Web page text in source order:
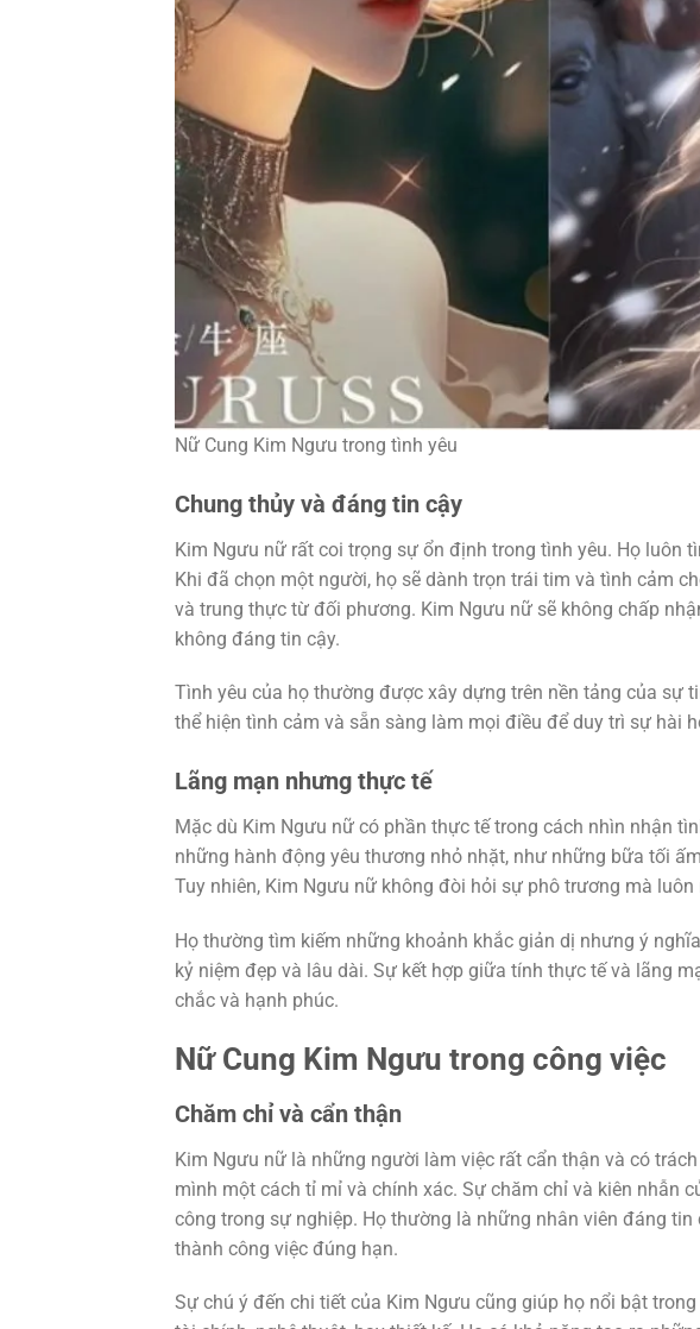
Nữ Cung Kim Ngưu trong tình yêu
Chung thủy và đáng tin cậy
Kim Ngưu nữ rất coi trọng sự ổn định trong tình yêu. Họ luôn
Khi đã chọn một người, họ sẽ dành trọn trái tim và tình cảm
và trung thực từ đối phương. Kim Ngưu nữ sẽ không chấp
không đáng tin cậy.
Tình yêu của họ thường được xây dựng trên nền tảng của sự
thể hiện tình cảm và sẵn sàng làm mọi điều để duy trì sự hài
Lãng mạn nhưng thực tế
Mặc dù Kim Ngưu nữ có phần thực tế trong cách nhìn nhận
những hành động yêu thương nhỏ nhặt, như những bữa tối
Tuy nhiên, Kim Ngưu nữ không đòi hỏi sự phô trương mà
Họ thường tìm kiếm những khoảnh khắc giản dị nhưng ý
kỷ niệm đẹp và lâu dài. Sự kết hợp giữa tính thực tế và lãng
chắc và hạnh phúc.
Nữ Cung Kim Ngưu trong công việc
Chăm chỉ và cẩn thận
Kim Ngưu nữ là những người làm việc rất cẩn thận và có
mình một cách tỉ mỉ và chính xác. Sự chăm chỉ và kiên nhẫn
công trong sự nghiệp. Họ thường là những nhân viên đáng
thành công việc đúng hạn.
Sự chú ý đến chi tiết của Kim Ngưu cũng giúp họ nổi bật